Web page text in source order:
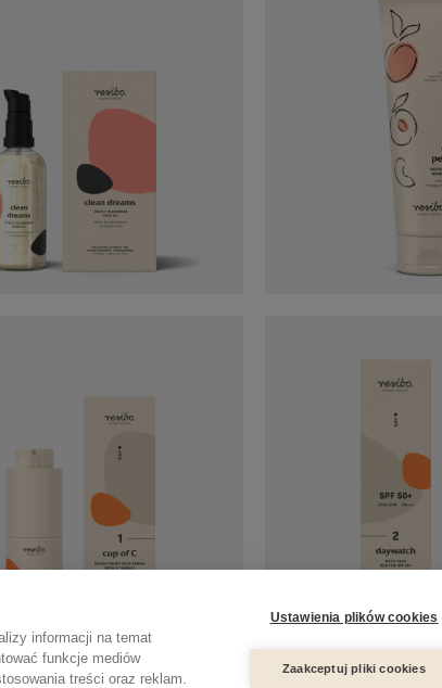
informacji na temat
funkcje mediów
treści oraz reklam.
Ustawienia plików cookies
Zaakceptuj pliki cookies